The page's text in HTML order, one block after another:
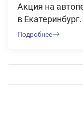
Акция на
в Екатеринбург.
Подробнее